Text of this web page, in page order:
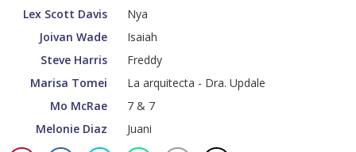
Lex Scott Davis
Nya
Joivan Wade
Isaiah
Steve Harris
Freddy
Marisa Tomei
La arquitecta - Dra. Updale
Mo McRae
7 & 7
Melonie Diaz
Juani